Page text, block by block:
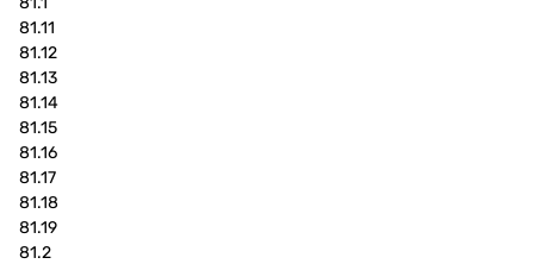
81.11
81.12
81.13
81.14
81.15
81.16
81.17
81.18
81.19
81.2